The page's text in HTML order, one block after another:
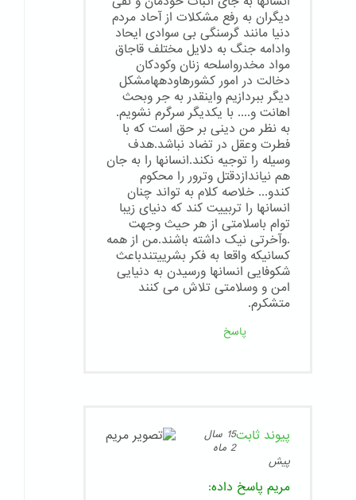
دیگران به رفع مشکلات از آحاد مردم
دنیا مانند گرسنگی بی سوادی ایحاد
وادامه جنگ به دلایل مختلف قاجاق
مواد مخدرواسلحه زنان وکودکان
دخالت در امور کشورهاودههامشکل
دیگر ببردازیم واینقدر به جر وبحث
اهانت و.... با یکدیگر سرگرم نشویم.
به نظر من دینی بر حق است که با
فطرت وعقل در تضاد نباشد.هدف
وسیله را توجیه نکند.انسانها را به جان
هم نیاندازدقتل وترور را محکوم
کندو... خلاصه کلام به تواند چنان
انسانها را تربییت کند که دنیای زیبا
توام باسلامتی از هر حیث وجهت
.وآخرتی نیک داشته باشند.من از همه
کسانیکه واقعا به فکر بشرییتندباعث
شکوفایی انسانها ورسیدن به دنیایی
امن و وسلامتی تلاش می کنند
متشکرم.
پاسخ
پیوند ثابت
15 سال
2 ماه
پیش
مریم پاسخ داده: